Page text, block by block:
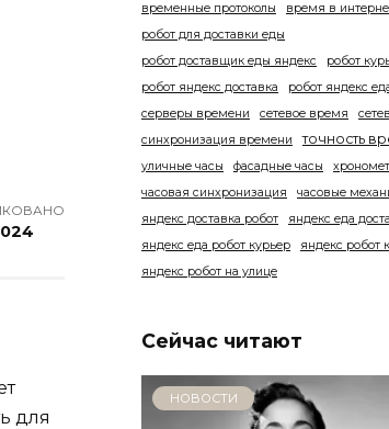
для
временные протоколы
время в
робот для доставки еды
робот доставщик еды яндекс
робот
робот яндекс доставка
робот яндекс
серверы времени
сетевое время
синхронизация времени
точность
уличные часы фасадные часы
часовая синхронизация
часовые
яндекс доставка робот
яндекс еда
яндекс еда робот курьер
яндекс робот
яндекс робот на улице
Сейчас читают
НОВОСТИ